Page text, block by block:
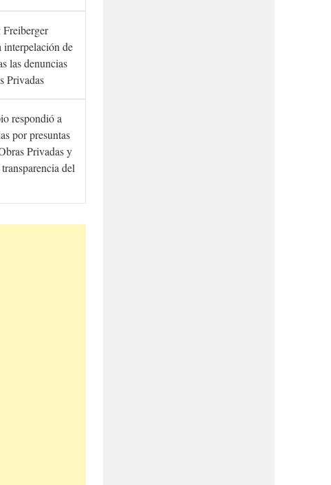
interpelación de
las denuncias
Privadas
respondió a
por presuntas
Privadas y
del